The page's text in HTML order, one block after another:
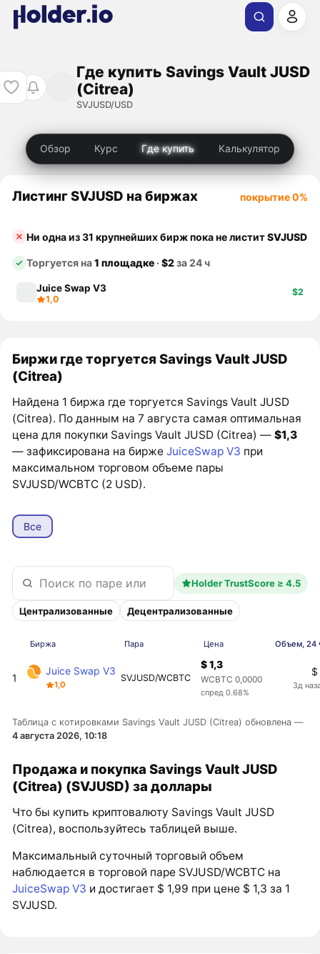
Где купить Savings Vault JUSD
(Citrea)
SVJUSD/USD
Обзор Курс Где купить Калькулятор
Листинг SVJUSD на биржах покрытие 0%
Ни одна из 31 крупнейших бирж пока не листитSVJUSD
Торгуется на1 площадке ·$2за 24 ч
Juice Swap V3
1,0
$2
Биржи где торгуется Savings Vault JUSD
(Citrea)
Найдена 1 биржа где торгуется Savings Vault JUSD
(Citrea). По данным на 7 августа самая оптимальная
цена для покупки Savings Vault JUSD (Citrea) —$1,3
— зафиксирована на биржеJuiceSwap V3 при
максимальном торговом объеме пары
SVJUSD/WCBTC (2 USD).
Все
Holder TrustScore ≥ 4.5
Централизованные Децентрализованные
Биржа Пара Цена Объем, 24
1
Juice Swap V3
1,0
SVJUSD/WCBTC
$ 1,3
WCBTC 0,0000
спред 0.68%
$
3д
Таблица с котировками Savings Vault JUSD (Citrea) обновлена —
4 августа 2026, 10:18
Продажа и покупка Savings Vault JUSD
(Citrea) (SVJUSD) за доллары
Что бы купить криптовалюту Savings Vault JUSD
(Citrea), воспользуйтесь таблицей выше.
Максимальный суточный торговый объем
наблюдается в торговой паре SVJUSD/WCBTC на
JuiceSwap V3 и достигает $ 1,99 при цене $ 1,3 за 1
SVJUSD.